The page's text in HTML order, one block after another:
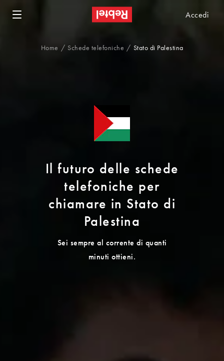
Home Schede telefoniche Stato di Palestina
Accedi
Il futuro delle schede
telefoniche per
chiamare in Stato di
Palestina
Sei sempre al corrente di quanti
minuti ottieni.